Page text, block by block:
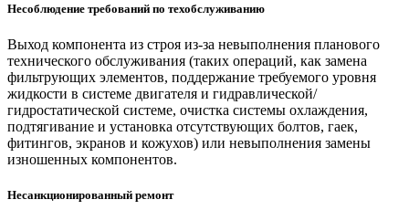
Несоблюдение требований по техобслуживанию
Выход компонента из строя из-за невыполнения планового
технического обслуживания (таких операций, как замена
фильтрующих элементов, поддержание требуемого уровня
жидкости в системе двигателя и гидравлической/
гидростатической системе, очистка системы охлаждения,
подтягивание и установка отсутствующих болтов, гаек,
фитингов, экранов и кожухов) или невыполнения замены
изношенных компонентов.
Несанкционированный ремонт